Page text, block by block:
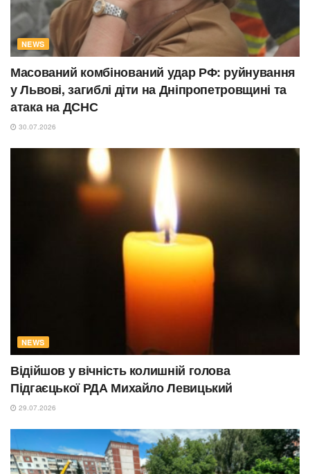
NEWS
Масований комбінований удар РФ: руйнування
у Львові, загиблі діти на Дніпропетровщині та
атака на ДСНС
30.07.2026
NEWS
Відійшов у вічність колишній голова
Підгаєцької РДА Михайло Левицький
29.07.2026